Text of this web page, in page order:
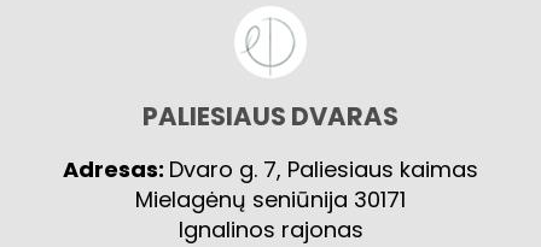
PALIESIAUS DVARAS
Adresas: Dvaro g. 7, Paliesiaus kaimas
Mielagėnų seniūnija 30171
Ignalinos rajonas